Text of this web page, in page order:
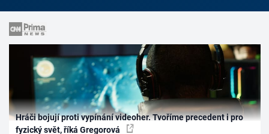
Hráči bojují proti vypínání videoher. Tvoříme precedent i pro
fyzický svět, říká Gregorová